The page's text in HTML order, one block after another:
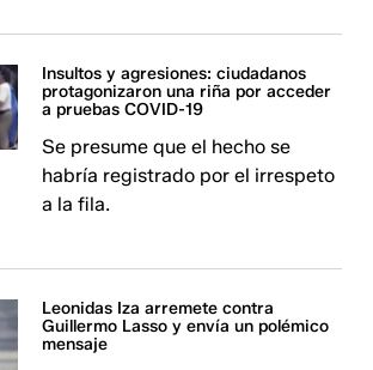
Insultos y agresiones: ciudadanos
protagonizaron una riña por acceder
a pruebas COVID-19
Se presume que el hecho se
habría registrado por el irrespeto
a la fila.
Leonidas Iza arremete contra
Guillermo Lasso y envía un polémico
mensaje